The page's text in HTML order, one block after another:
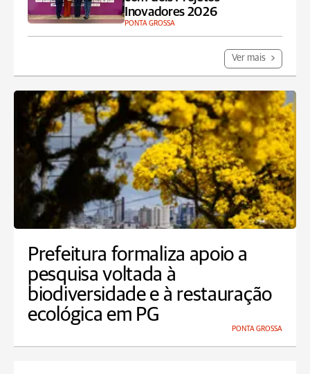
Inovadores 2026
PONTA GROSSA
Ver mais
Prefeitura formaliza apoio a
pesquisa voltada à
biodiversidade e à restauração
ecológica em PG
PONTA GROSSA